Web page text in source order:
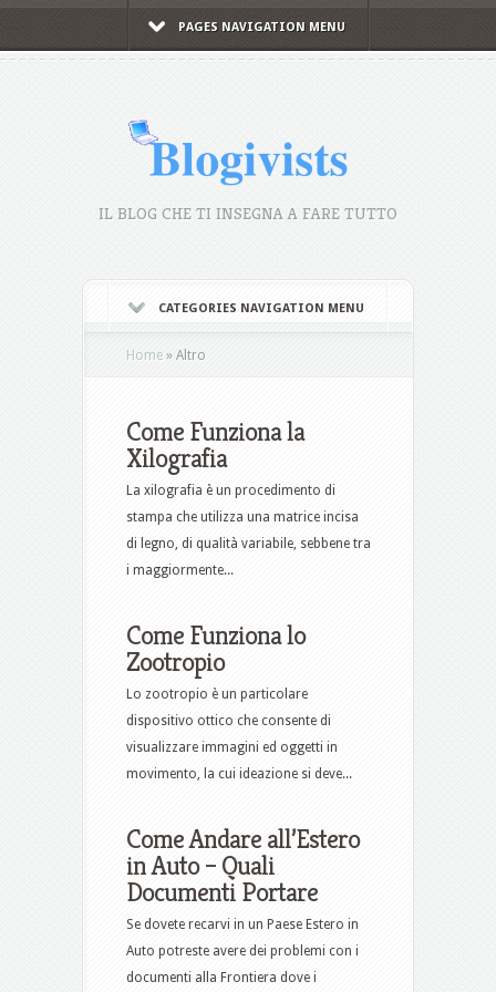
PAGES NAVIGATION MENU
IL BLOG CHE TI INSEGNA A FARE TUTTO
CATEGORIES NAVIGATION MENU
Home » Altro
Come Funziona la
Xilografia
La xilografia è un procedimento di
stampa che utilizza una matrice incisa
di legno, di qualità variabile, sebbene tra
i maggiormente...
Come Funziona lo
Zootropio
Lo zootropio è un particolare
dispositivo ottico che consente di
visualizzare immagini ed oggetti in
movimento, la cui ideazione si deve...
Come Andare all’Estero
in Auto – Quali
Documenti Portare
Se dovete recarvi in un Paese Estero in
Auto potreste avere dei problemi con i
documenti alla Frontiera dove i